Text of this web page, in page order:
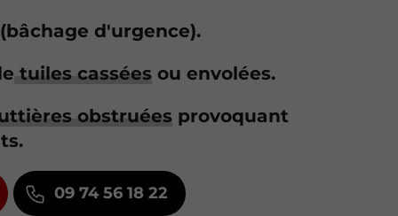
(bâchage d'urgence).
tuiles cassées ou envolées.
obstruées provoquant
09 74 56 18 22